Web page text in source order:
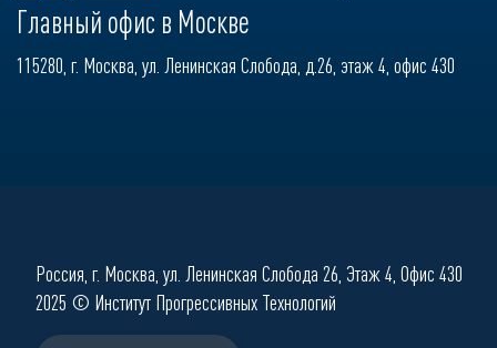
Главный офис в Москве
115280, г. Москва, ул. Ленинская Слобода, д.26, этаж 4, офис 430
Россия, г. Москва, ул. Ленинская Слобода 26, Этаж 4, Офис 430
2025 © Институт Прогрессивных Технологий